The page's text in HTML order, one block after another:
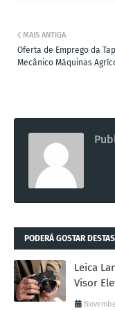
MAIS ANTIGA
Oferta de Emprego da
Mecânico Máquinas
PODERÁ GOSTAR
Leica
Visor